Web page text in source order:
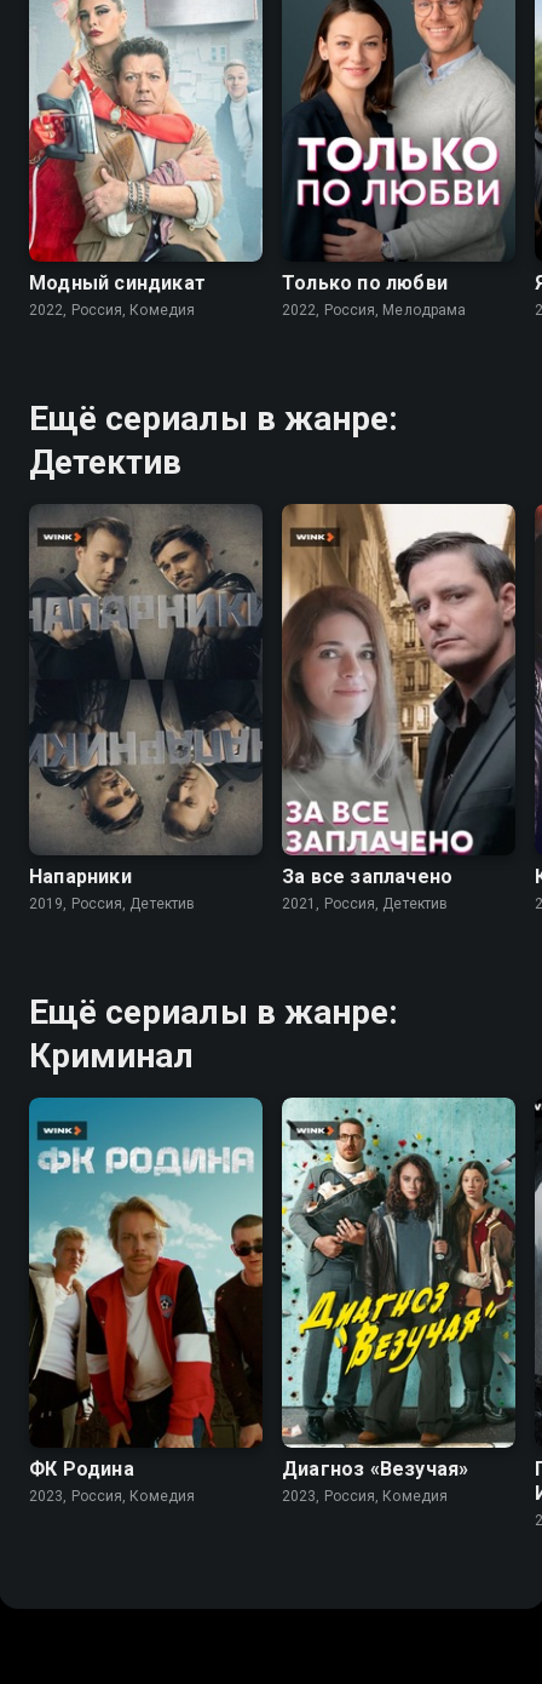
7.6
Модный синдикат
2022, Россия, Комедия
Только по любви
2022, Россия, Мелодрама
Ещё сериалы в жанре:
Детектив
5.8
Напарники
2019, Россия, Детектив
7.0
За все заплачено
2021, Россия, Детектив
Ещё сериалы в жанре:
Криминал
6.8
ФК Родина
2023, Россия, Комедия
7.4
Диагноз «Везучая»
2023, Россия, Комедия